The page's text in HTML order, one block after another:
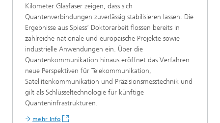
Kilometer Glasfaser zeigen, dass sich
Quantenverbindungen zuverlässig stabilisieren lassen. Die
Ergebnisse aus Spiess‘ Doktorarbeit flossen bereits in
zahlreiche nationale und europäische Projekte sowie
industrielle Anwendungen ein. Über die
Quantenkommunikation hinaus eröffnet das Verfahren
neue Perspektiven für Telekommunikation,
Satellitenkommunikation und Präzisionsmesstechnik und
gilt als Schlüsseltechnologie für künftige
Quanteninfrastrukturen.
mehr Info